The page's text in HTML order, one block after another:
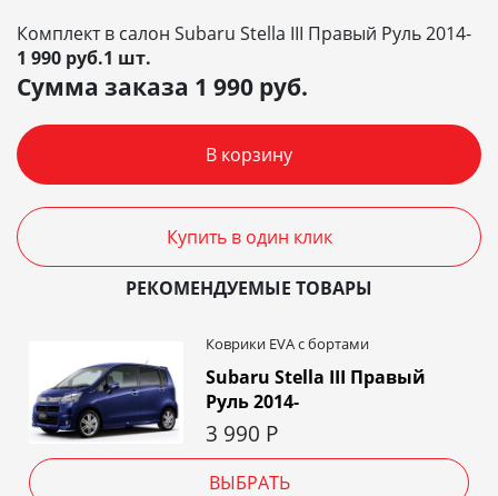
Комплект в салон Subaru Stella III Правый Руль 2014-
1 990 руб.1 шт.
Сумма заказа 1 990 руб.
В корзину
Купить в один клик
РЕКОМЕНДУЕМЫЕ ТОВАРЫ
Коврики EVA c бортами
Subaru Stella III Правый
Руль 2014-
3 990 Р
ВЫБРАТЬ